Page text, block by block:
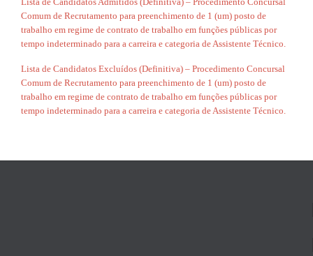
Comum de Recrutamento para preenchimento de 1 (um) posto de
trabalho em regime de contrato de trabalho em funções públicas por
tempo indeterminado para a carreira e categoria de Assistente Técnico.
Lista de Candidatos Excluídos (Definitiva) – Procedimento Concursal
Comum de Recrutamento para preenchimento de 1 (um) posto de
trabalho em regime de contrato de trabalho em funções públicas por
tempo indeterminado para a carreira e categoria de Assistente Técnico.